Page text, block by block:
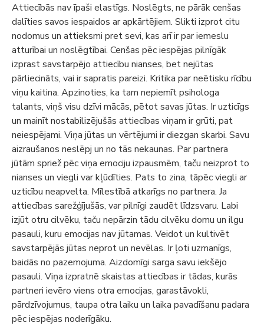
Attiecībās nav īpaši elastīgs. Noslēgts, ne pārāk cenšas
dalīties savos iespaidos ar apkārtējiem. Slikti izprot citu
nodomus un attieksmi pret sevi, kas arī ir par iemeslu
atturībai un noslēgtībai. Cenšas pēc iespējas pilnīgāk
izprast savstarpējo attiecību nianses, bet nejūtas
pārliecināts, vai ir sapratis pareizi. Kritika par neētisku rīcību
viņu kaitina. Apzinoties, ka tam nepiemīt psihologa
talants, viņš visu dzīvi mācās, pētot savas jūtas. Ir uzticīgs
un mainīt nostabilizējušās attiecības viņam ir grūti, pat
neiespējami. Viņa jūtas un vērtējumi ir diezgan skarbi. Savu
aizraušanos neslēpj un no tās nekaunas. Par partnera
jūtām spriež pēc viņa emociju izpausmēm, taču neizprot to
nianses un viegli var kļūdīties. Pats to zina, tāpēc viegli ar
uzticību neapvelta. Mīlestībā atkarīgs no partnera. Ja
attiecības sarežģījušās, var pilnīgi zaudēt līdzsvaru. Labi
izjūt otru cilvēku, taču nepārzin tādu cilvēku domu un ilgu
pasauli, kuru emocijas nav jūtamas. Veidot un kultivēt
savstarpējās jūtas neprot un nevēlas. Ir ļoti uzmanīgs,
baidās no pazemojuma. Aizdomīgi sarga savu iekšējo
pasauli. Viņa izpratnē skaistas attiecības ir tādas, kurās
partneri ievēro viens otra emocijas, garastāvokli,
pārdzīvojumus, taupa otra laiku un laika pavadīšanu padara
pēc iespējas noderīgāku.